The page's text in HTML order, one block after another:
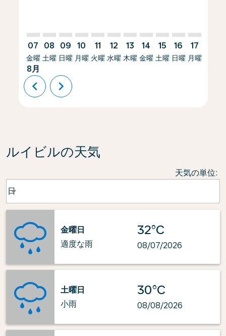
07
金曜
8月
08
土曜
09
日曜
10
月曜
11
火曜
12
水曜
13
木曜
14
金曜
15
土曜
16
日曜
17
月曜
chevron_left chevron_right
ルイビルの天気
天気の単位:
Weather unit option 日 Selected
日
keyboard_arrow_down
金曜日
適度な雨
32°C
08/07/2026
土曜日
小雨
30°C
08/08/2026